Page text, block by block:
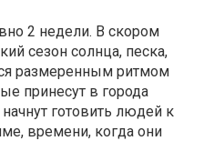
2 недели. В скором
сезон солнца, песка,
размеренным ритмом
принесут в города
готовить людей к
времени, когда они